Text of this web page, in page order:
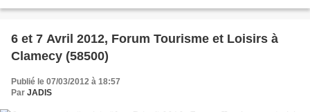
6 et 7 Avril 2012, Forum Tourisme et Loisirs à
Clamecy (58500)
Publié le 07/03/2012 à 18:57
Par JADIS